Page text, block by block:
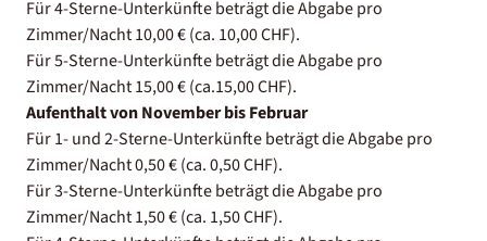
Für 4-Sterne-Unterkünfte beträgt die Abgabe pro
Zimmer/Nacht 10,00 € (ca. 10,00 CHF).
Für 5-Sterne-Unterkünfte beträgt die Abgabe pro
Zimmer/Nacht 15,00 € (ca.15,00 CHF).
Aufenthalt von November bis Februar
Für 1- und 2-Sterne-Unterkünfte beträgt die Abgabe pro
Zimmer/Nacht 0,50 € (ca. 0,50 CHF).
Für 3-Sterne-Unterkünfte beträgt die Abgabe pro
Zimmer/Nacht 1,50 € (ca. 1,50 CHF).